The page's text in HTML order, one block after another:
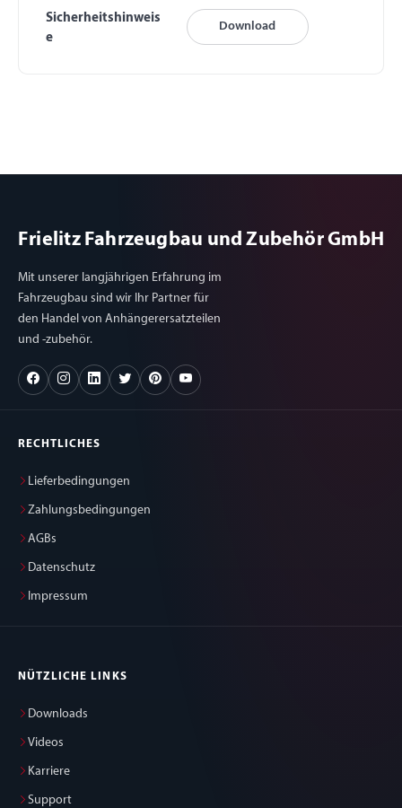
Sicherheitshinweis
e
Download
Frielitz Fahrzeugbau und Zubehör GmbH
Mit unserer langjährigen Erfahrung im
Fahrzeugbau sind wir Ihr Partner für
den Handel von Anhängerersatzteilen
und -zubehör.
RECHTLICHES
Lieferbedingungen
Zahlungsbedingungen
AGBs
Datenschutz
Impressum
NÜTZLICHE LINKS
Downloads
Videos
Karriere
Support